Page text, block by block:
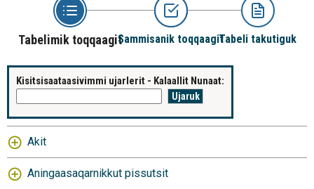
Tabelimik toqqaagitSammisanik toqqaagitTabeli takutiguk
Kisitsisaataasivimmi ujarlerit - Kalaallit Nunaat:
Akit
Aningaasaqarnikkut pissutsit